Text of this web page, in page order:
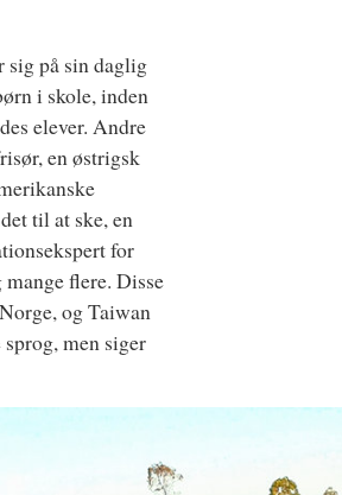
sig på sin daglig
i skole, inden
elever. Andre
en østrigsk
til at ske, en
for
flere. Disse
og Taiwan
men siger